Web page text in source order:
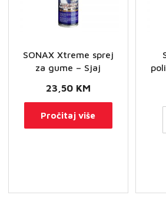
SONAX Xtreme sprej
za gume – Sjaj
23,50 KM
Pročitaj više